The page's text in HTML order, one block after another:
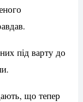
під варту до
що тепер